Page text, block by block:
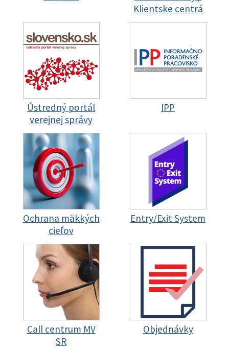
Klientske centrá
Ústredný portál
verejnej správy
IPP
Ochrana mäkkých
cieľov
Entry/Exit System
Call centrum MV
SR
Objednávky